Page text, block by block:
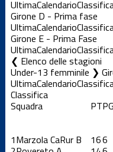
UltimaCalendario
Girone D - Prima fase
UltimaCalendario
Girone E - Prima Fase
UltimaCalendario
Elenco delle stagioni
Under-13 femminile ❯
UltimaCalendario
Classifica
Squadra PTPG
1Marzola CaRur B 166